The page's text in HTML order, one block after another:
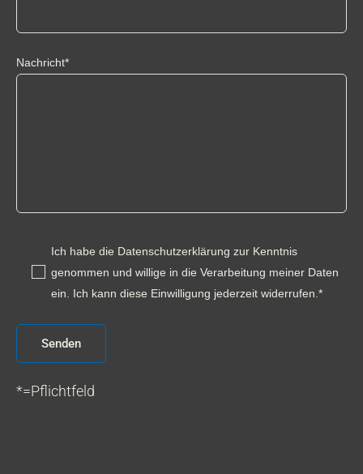
Nachricht*
Ich habe die Datenschutzerklärung zur Kenntnis
genommen und willige in die Verarbeitung meiner Daten
ein. Ich kann diese Einwilligung jederzeit widerrufen.*
*=Pflichtfeld